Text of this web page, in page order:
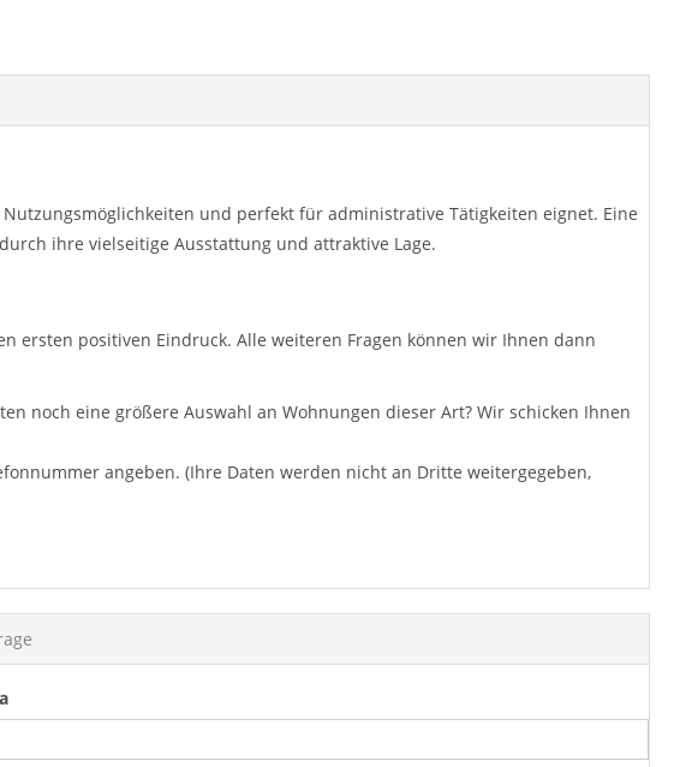
und perfekt für administrative Tätigkeiten eignet. Eine
ihre vielseitige Ausstattung und attraktive Lage.
ersten positiven Eindruck. Alle weiteren Fragen können wir Ihnen dann
noch eine größere Auswahl an Wohnungen dieser Art? Wir schicken Ihnen
angeben. (Ihre Daten werden nicht an Dritte weitergegeben,